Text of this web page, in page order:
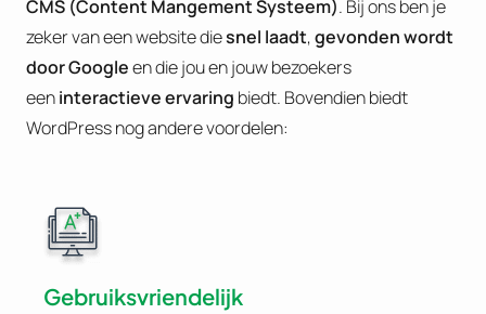
CMS (Content Mangement Systeem). Bij ons ben je
zeker van een website diesnel laadt,gevonden wordt
door Googleen die jou en jouw bezoekers
eeninteractieve ervaring biedt. Bovendien biedt
WordPress nog andere voordelen:
Gebruiksvriendelijk